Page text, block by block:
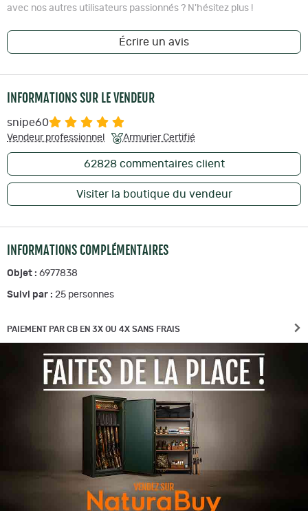
avec nos autres utilisateurs passionnés ? N'hésitez plus !
Écrire un avis
INFORMATIONS SUR LE VENDEUR
snipe60
Vendeur professionnel Armurier Certifié
62828commentaires client
Visiter la boutique du vendeur
INFORMATIONS COMPLÉMENTAIRES
Objet : 6977838
Suivi par : 25 personnes
PAIEMENT PAR CB EN 3X OU 4X SANS FRAIS